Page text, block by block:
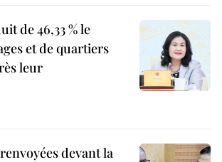
de 46,33 % le
et de quartiers
leur
devant la